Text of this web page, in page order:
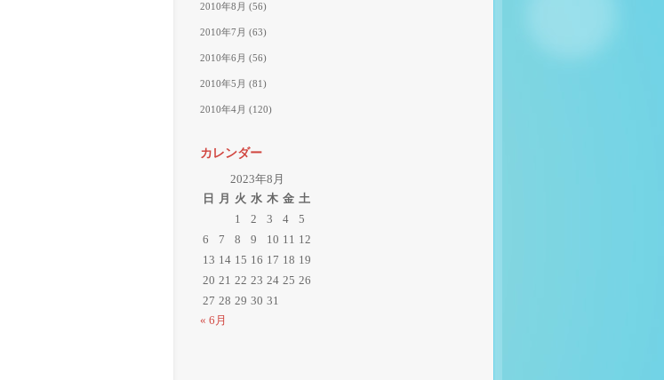
2010年8月 (56)
2010年7月 (63)
2010年6月 (56)
2010年5月 (81)
2010年4月 (120)
カレンダー
2023年8月
日
月 火 水 木 金 土
1
2 3 4
5
6
7 8 9 10 11 12
13 14 15 16 17 18 19
20 21 22 23 24 25 26
27 28 29 30 31
« 6月